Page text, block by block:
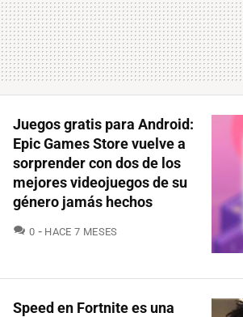
Juegos gratis para Android:
Epic Games Store vuelve a
sorprender con dos de los
mejores videojuegos de su
género jamás hechos
0 COMENTARIOS
HACE 7 MESES
Speed en Fortnite es una